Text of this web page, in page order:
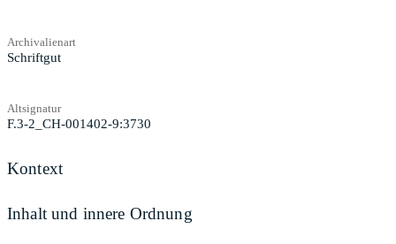
Archivalienart
Schriftgut
Altsignatur
F.3-2_CH-001402-9:3730
Kontext
Inhalt und innere Ordnung